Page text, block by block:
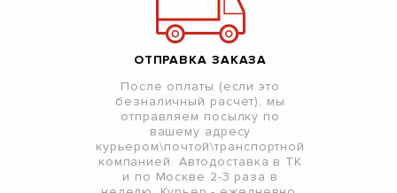
ОТПРАВКА ЗАКАЗА
После оплаты (если это
безналичный расчет), мы
отправляем посылку по
вашему адресу
курьером\почтой\транспортной
компанией. Автодоставка в ТК
и по Москве 2-3 раза в